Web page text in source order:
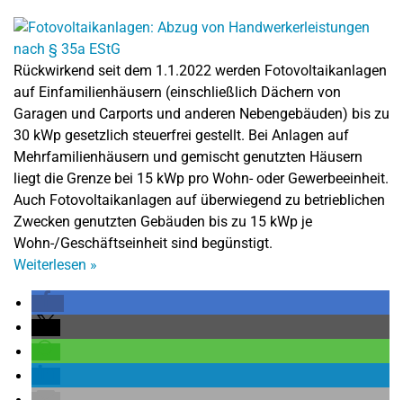
Rückwirkend seit dem 1.1.2022 werden Fotovoltaikanlagen
auf Einfamilienhäusern (einschließlich Dächern von
Garagen und Carports und anderen Nebengebäuden) bis zu
30 kWp gesetzlich steuerfrei gestellt. Bei Anlagen auf
Mehrfamilienhäusern und gemischt genutzten Häusern
liegt die Grenze bei 15 kWp pro Wohn- oder Gewerbeeinheit.
Auch Fotovoltaikanlagen auf überwiegend zu betrieblichen
Zwecken genutzten Gebäuden bis zu 15 kWp je
Wohn-/Geschäftseinheit sind begünstigt.
Weiterlesen »